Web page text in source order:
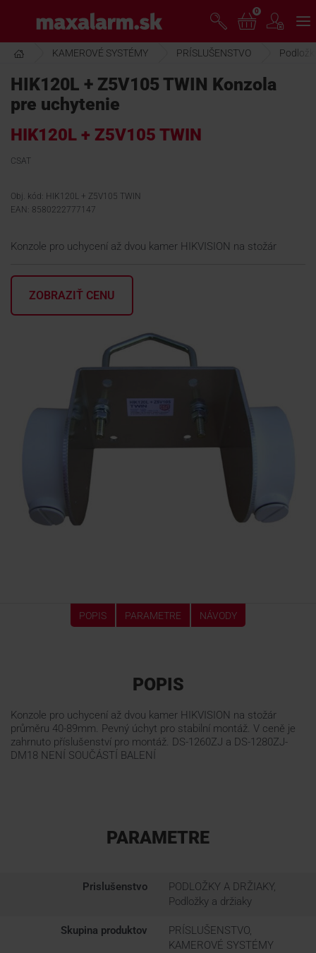
hlavnému
obsahu
www.maxalarm.sk
AKCIA MESIACA
PRODUKTY
SPOLOČNOSŤ
ŠKOLENIE
PODPORA
0
KAMEROVÉ SYSTÉMY PRÍSLUŠENSTVO
HIK120L + Z5V105 TWIN Konzola
pre uchytenie
HIK120L + Z5V105 TWIN
CSAT
Obj. kód: HIK120L + Z5V105 TWIN
EAN: 8580222777147
Konzole pro uchycení až dvou kamer HIKVISION na stožár
ZOBRAZIŤ CENU
POPIS PARAMETRE NÁVODY
POPIS
Konzole pro uchycení až dvou kamer HIKVISION na stožár
průměru 40-89mm. Pevný úchyt pro stabilní montáž. V ceně je
zahrnuto příslušenství pro montáž. DS-1260ZJ a DS-1280ZJ-
DM18 NENÍ SOUČÁSTÍ BALENÍ
PARAMETRE
Prislušenstvo
PODLOŽKY A DRŽIAKY,
Podložky a držiaky
Skupina produktov
PRÍSLUŠENSTVO,
KAMEROVÉ SYSTÉMY